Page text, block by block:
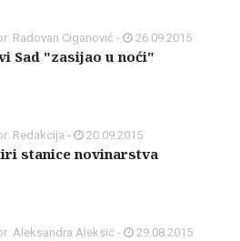
Radovan Ciganović - 26.09.2015
Sad "zasijao u noći"
Redakcija - 20.09.2015
stanice novinarstva
Aleksandra Aleksić - 29.08.2015